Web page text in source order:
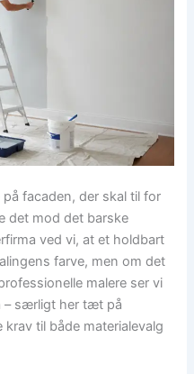
facaden, der skal til for
det mod det barske
ved vi, at et holdbart
farve, men om det
malere ser vi
– særligt her tæt på
til både materialevalg